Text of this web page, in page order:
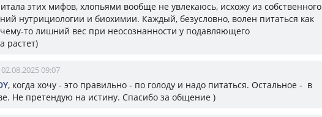
этих мифов, хлопьями вообще не увлекаюсь, исхожу из собственного
нутрициологии и биохимии. Каждый, безусловно, волен питаться как
то лишний вес при неосознанности у подавляющего
растет)
02.08.2025 09:07
, когда хочу - это правильно - по голоду и надо питаться. Остальное - в
Не претендую на истину. Спасибо за общение )